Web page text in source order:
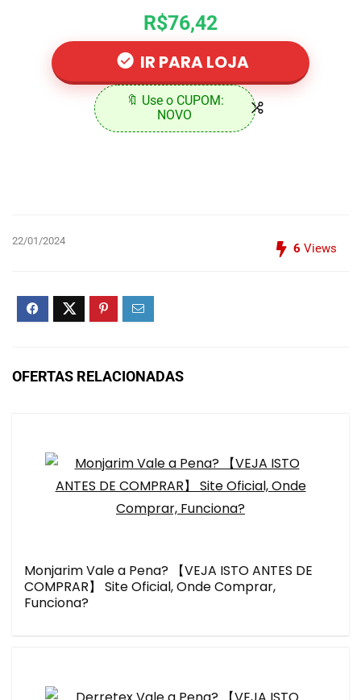
R$76,42
IR PARA LOJA
🔖 Use o CUPOM:
NOVO
22/01/2024
6 Views
OFERTAS RELACIONADAS
Monjarim Vale a Pena? 【VEJA ISTO ANTES DE
COMPRAR】 Site Oficial, Onde Comprar,
Funciona?